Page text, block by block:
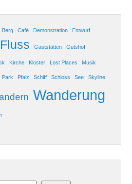
Berg Café Demonstration Entwurf
Fluss Gaststätten Gutshof
Kirche Kloster Lost Places Musik
Park Pfalz Schiff Schloss See Skyline
Wanderung